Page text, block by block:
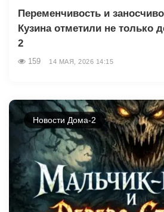
Переменчивость и
Кузина отметили не только
2
159 14 МАЯ, 2026 14:15
Новости Дома-2